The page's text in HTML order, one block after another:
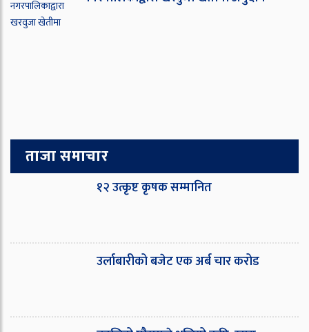
ताजा समाचार
१२ उत्कृष्ट कृषक सम्मानित
उर्लाबारीको बजेट एक अर्ब चार करोड